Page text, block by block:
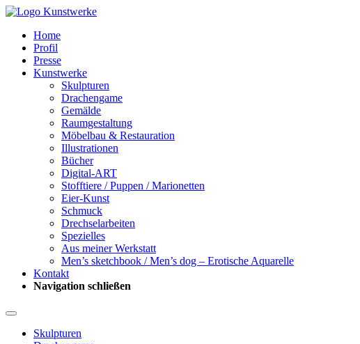
Home
Profil
Presse
Kunstwerke
Skulpturen
Drachengame
Gemälde
Raumgestaltung
Möbelbau & Restauration
Illustrationen
Bücher
Digital-ART
Stofftiere / Puppen / Marionetten
Eier-Kunst
Schmuck
Drechselarbeiten
Spezielles
Aus meiner Werkstatt
Men’s sketchbook / Men’s dog – Erotische Aquarelle
Kontakt
Navigation schließen
Skulpturen